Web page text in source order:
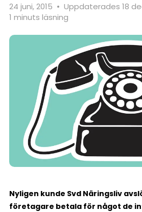
24 juni, 2015 • Uppdaterades 18
1 minuts läsning
Nyligen kunde Svd Näringsliv
företagare betala för något de